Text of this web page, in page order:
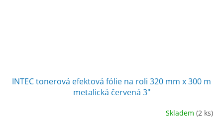
INTEC tonerová efektová fólie na roli 320 mm x 300 m
metalická červená 3"
Skladem (2 ks)